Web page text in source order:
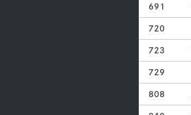
691
720
723
729
808